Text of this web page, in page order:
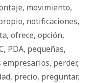
, movimiento,
, notificaciones,
, ofrece, opción,
, PDA, pequeñas,
empresarios, perder,
, precio, preguntar,